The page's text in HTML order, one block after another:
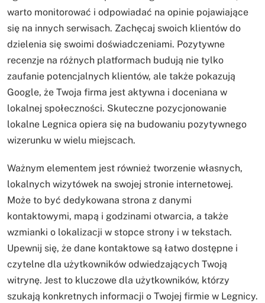
warto monitorować i odpowiadać na opinie pojawiające
się na innych serwisach. Zachęcaj swoich klientów do
dzielenia się swoimi doświadczeniami. Pozytywne
recenzje na różnych platformach budują nie tylko
zaufanie potencjalnych klientów, ale także pokazują
Google, że Twoja firma jest aktywna i doceniana w
lokalnej społeczności. Skuteczne pozycjonowanie
lokalne Legnica opiera się na budowaniu pozytywnego
wizerunku w wielu miejscach.
Ważnym elementem jest również tworzenie własnych,
lokalnych wizytówek na swojej stronie internetowej.
Może to być dedykowana strona z danymi
kontaktowymi, mapą i godzinami otwarcia, a także
wzmianki o lokalizacji w stopce strony i w tekstach.
Upewnij się, że dane kontaktowe są łatwo dostępne i
czytelne dla użytkowników odwiedzających Twoją
witrynę. Jest to kluczowe dla użytkowników, którzy
szukają konkretnych informacji o Twojej firmie w Legnicy.